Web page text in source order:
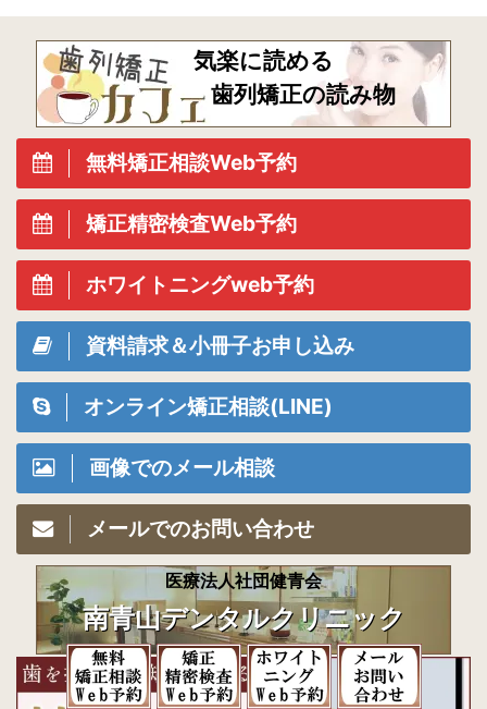
気楽に読める
歯列矯正の読み物
無料矯正相談Web予約
矯正精密検査Web予約
ホワイトニングweb予約
資料請求＆小冊子お申し込み
オンライン矯正相談(LINE)
画像でのメール相談
メールでのお問い合わせ
医療法人社団健青会
南青山デンタルクリニック